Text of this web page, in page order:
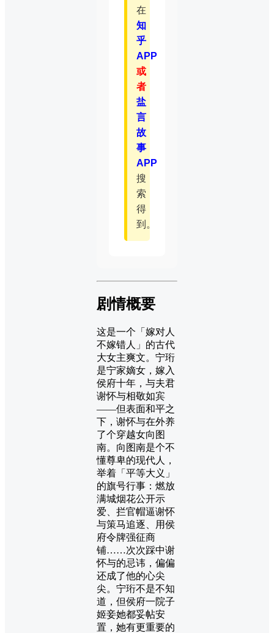
在
知
乎
APP
或
者
盐
言
故
事
APP
搜
索
得
到。
剧情概要
这是一个「嫁对人
不嫁错人」的古代
大女主爽文。宁珩
是宁家嫡女，嫁入
侯府十年，与夫君
谢怀与相敬如宾
——但表面和平之
下，谢怀与在外养
了个穿越女向图
南。向图南是个不
懂尊卑的现代人，
举着「平等大义」
的旗号行事：燃放
满城烟花公开示
爱、拦官帽逼谢怀
与策马追逐、用侯
府令牌强征商
铺……次次踩中谢
怀与的忌讳，偏偏
还成了他的心尖
尖。宁珩不是不知
道，但侯府一院子
姬妾她都妥帖安
置，她有更重要的